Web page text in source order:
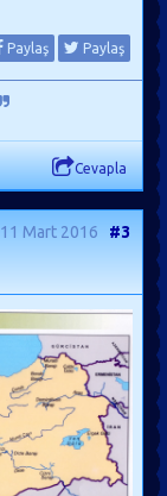
Paylaş Paylaş
Cevapla
11 Mart 2016 #3